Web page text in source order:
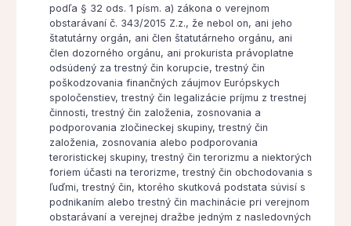
podľa § 32 ods. 1 písm. a) zákona o verejnom
obstarávaní č. 343/2015 Z.z., že nebol on, ani jeho
štatutárny orgán, ani člen štatutárneho orgánu, ani
člen dozorného orgánu, ani prokurista právoplatne
odsúdený za trestný čin korupcie, trestný čin
poškodzovania finančných záujmov Európskych
spoločenstiev, trestný čin legalizácie príjmu z trestnej
činnosti, trestný čin založenia, zosnovania a
podporovania zločineckej skupiny, trestný čin
založenia, zosnovania alebo podporovania
teroristickej skupiny, trestný čin terorizmu a niektorých
foriem účasti na terorizme, trestný čin obchodovania s
ľuďmi, trestný čin, ktorého skutková podstata súvisí s
podnikaním alebo trestný čin machinácie pri verejnom
obstarávaní a verejnej dražbe jedným z nasledovných